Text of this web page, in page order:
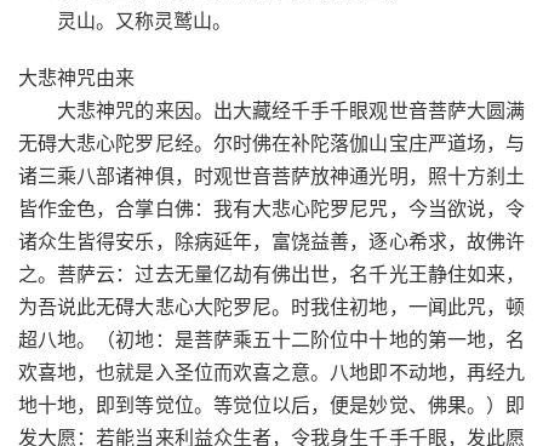
灵山。又称灵鹫山。
大悲神咒由来
大悲神咒的来因。出大藏经千手千眼观世音菩萨大圆满
无碍大悲心陀罗尼经。尔时佛在补陀落伽山宝庄严道场，与
诸三乘八部诸神俱，时观世音菩萨放神通光明，照十方刹土
皆作金色，合掌白佛：我有大悲心陀罗尼咒，今当欲说，令
诸众生皆得安乐，除病延年，富饶益善，逐心希求，故佛许
之。菩萨云：过去无量亿劫有佛出世，名千光王静住如来，
为吾说此无碍大悲心大陀罗尼。时我住初地，一闻此咒，顿
超八地。（初地：是菩萨乘五十二阶位中十地的第一地，名
欢喜地，也就是入圣位而欢喜之意。八地即不动地，再经九
地十地，即到等觉位。等觉位以后，便是妙觉、佛果。）即
发大愿：若能当来利益众生者，令我身生千手千眼，发此愿